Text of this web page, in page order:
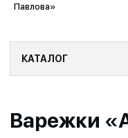
Павлова»
КАТАЛОГ
Варежки